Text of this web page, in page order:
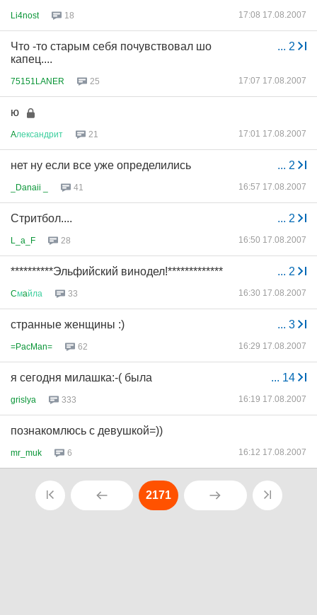
Li4nost 18 17:08 17.08.2007
... 2
Что -то старым себя почувствовал шо
капец....
75151LANER 25 17:07 17.08.2007
ю
Aлександрит 21 17:01 17.08.2007
... 2
нет ну если все уже определились
_Danaii _ 41 16:57 17.08.2007
... 2
Стритбол....
L_a_F 28 16:50 17.08.2007
... 2
**********Эльфийский винодел!*************
Cмaйла 33 16:30 17.08.2007
... 3
странные женщины :)
=PacMan= 62 16:29 17.08.2007
... 14
я сегодня милашка:-( была
grislya 333 16:19 17.08.2007
познакомлюсь с девушкой=))
mr_muk 6 16:12 17.08.2007
2171